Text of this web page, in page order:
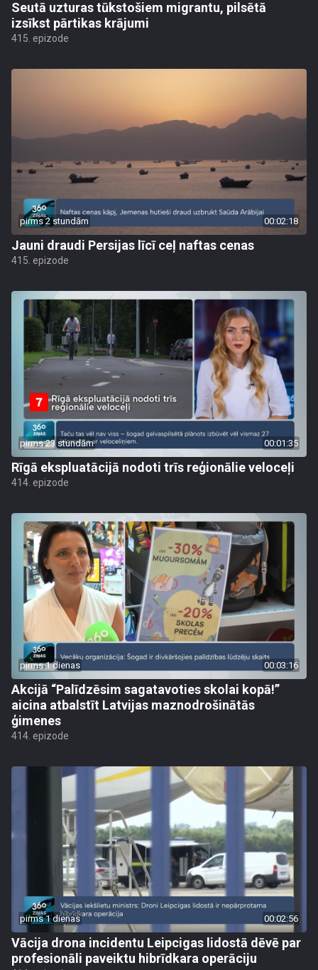
Seutā uzturas tūkstošiem migrantu, pilsētā
izsīkst pārtikas krājumi
415. epizode
pirms 2 stundām 00:02:18
Jauni draudi Persijas līcī ceļ naftas cenas
415. epizode
pirms 23 stundām 00:01:35
Rīgā ekspluatācijā nodoti trīs reģionālie veloceļi
414. epizode
pirms 1 dienas 00:03:16
Akcijā “Palīdzēsim sagatavoties skolai kopā!”
aicina atbalstīt Latvijas maznodrošinātās
ģimenes
414. epizode
pirms 1 dienas 00:02:56
Vācija drona incidentu Leipcigas lidostā dēvē par
profesionāli paveiktu hibrīdkara operāciju